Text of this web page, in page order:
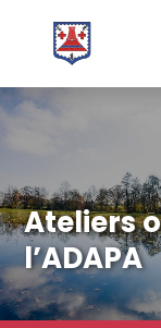
content
Ateliers
l’ADAPA